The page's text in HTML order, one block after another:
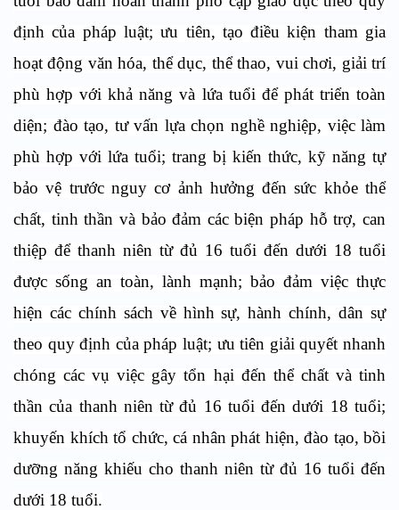
định của pháp luật; ưu tiên, tạo điều kiện tham gia
hoạt động văn hóa, thể dục, thể thao, vui chơi, giải trí
phù hợp với khả năng và lứa tuổi để phát triển toàn
diện; đào tạo, tư vấn lựa chọn nghề nghiệp, việc làm
phù hợp với lứa tuổi; trang bị kiến thức, kỹ năng tự
bảo vệ trước nguy cơ ảnh hưởng đến sức khỏe thể
chất, tinh thần và bảo đảm các biện pháp hỗ trợ, can
thiệp để thanh niên từ đủ 16 tuổi đến dưới 18 tuổi
được sống an toàn, lành mạnh; bảo đảm việc thực
hiện các chính sách về hình sự, hành chính, dân sự
theo quy định của pháp luật; ưu tiên giải quyết nhanh
chóng các vụ việc gây tổn hại đến thể chất và tinh
thần của thanh niên từ đủ 16 tuổi đến dưới 18 tuổi;
khuyến khích tổ chức, cá nhân phát hiện, đào tạo, bồi
dưỡng năng khiếu cho thanh niên từ đủ 16 tuổi đến
dưới 18 tuổi.